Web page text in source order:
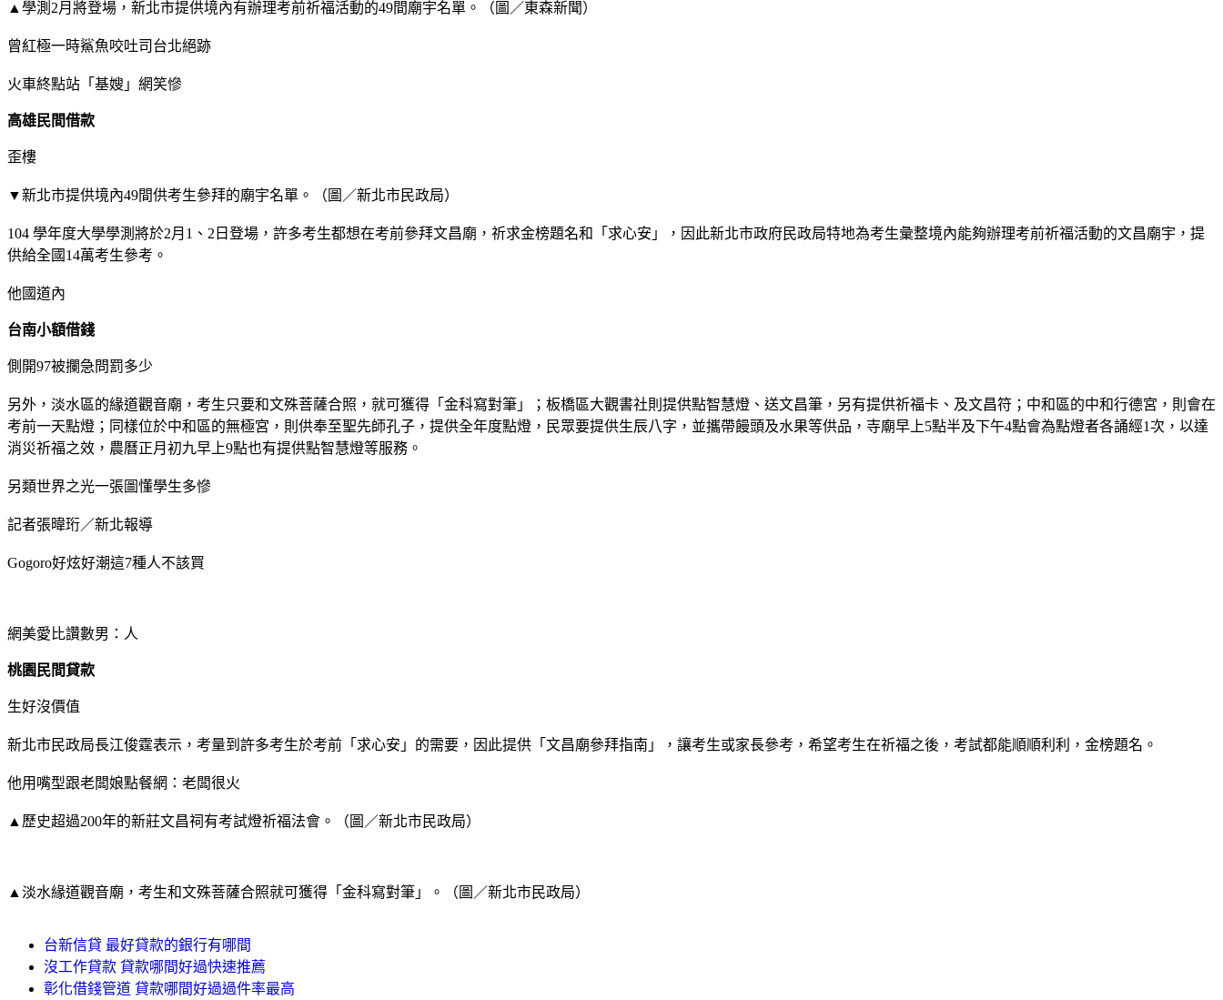
▲學測2月將登場，新北市提供境內有辦理考前祈福活動的49間廟宇名單。（圖／東森新聞）
曾紅極一時鯊魚咬吐司台北絕跡
火車終點站「基嫂」網笑慘
高雄民間借款
歪樓
▼新北市提供境內49間供考生參拜的廟宇名單。（圖／新北市民政局）
104 學年度大學學測將於2月1、2日登場，許多考生都想在考前參拜文昌廟，祈求金榜題名和「求心安」，因此新北市政府民政局特地為考生彙整境內能夠辦理考前祈福活動的文昌廟宇，提
供給全國14萬考生參考。
他國道內
台南小額借錢
側開97被攔急問罰多少
另外，淡水區的緣道觀音廟，考生只要和文殊菩薩合照，就可獲得「金科寫對筆」；板橋區大觀書社則提供點智慧燈、送文昌筆，另有提供祈福卡、及文昌符；中和區的中和行德宮，則會在
考前一天點燈；同樣位於中和區的無極宮，則供奉至聖先師孔子，提供全年度點燈，民眾要提供生辰八字，並攜帶饅頭及水果等供品，寺廟早上5點半及下午4點會為點燈者各誦經1次，以達
消災祈福之效，農曆正月初九早上9點也有提供點智慧燈等服務。
另類世界之光一張圖懂學生多慘
記者張暐珩／新北報導
Gogoro好炫好潮這7種人不該買
網美愛比讚數男：人
桃園民間貸款
生好沒價值
新北市民政局長江俊霆表示，考量到許多考生於考前「求心安」的需要，因此提供「文昌廟參拜指南」，讓考生或家長參考，希望考生在祈福之後，考試都能順順利利，金榜題名。
他用嘴型跟老闆娘點餐網：老闆很火
▲歷史超過200年的新莊文昌祠有考試燈祈福法會。（圖／新北市民政局）
▲淡水緣道觀音廟，考生和文殊菩薩合照就可獲得「金科寫對筆」。（圖／新北市民政局）
台新信貸 最好貸款的銀行有哪間
沒工作貸款 貸款哪間好過快速推薦
彰化借錢管道 貸款哪間好過過件率最高